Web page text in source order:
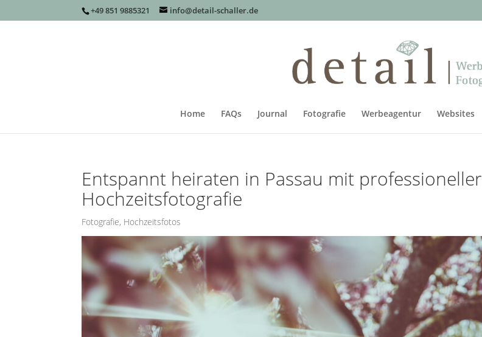
+49 851 9885321 info@detail-schaller.de
Home FAQs Journal Fotografie Werbeagentur Websites
Entspannt heiraten in Passau mit professioneller
Hochzeitsfotografie
Fotografie, Hochzeitsfotos